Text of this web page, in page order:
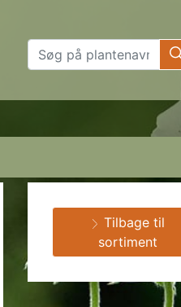
Tilbage til
sortiment